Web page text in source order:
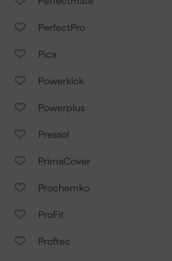
PerfectPro
Pica
Powerkick
Powerplus
Pressol
PrimaCover
Prochemko
ProFit
Proftec